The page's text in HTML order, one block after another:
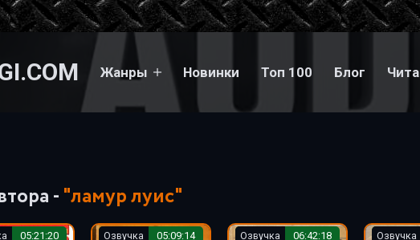
Жанры Новинки Топ 100 Блог
-"ламур луис"
05:21:20 Озвучка 05:09:14 Озвучка 06:42:18 Озвучка